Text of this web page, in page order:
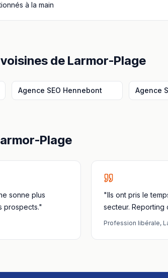
à la main
de Larmor-Plage
Agence SEO Hennebont Agence
Plage
sonne plus
prospects."
"Ils ont pris le
secteur. Reporting
Profession libérale,